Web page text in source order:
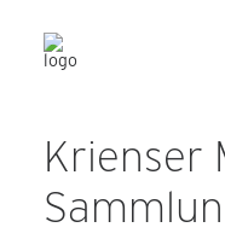
Krienser